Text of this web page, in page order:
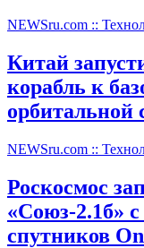
NEWSru.com ::
Китай
корабль к
орбитальной
NEWSru.com ::
Роскосмос
«Союз-2.1б»
спутников